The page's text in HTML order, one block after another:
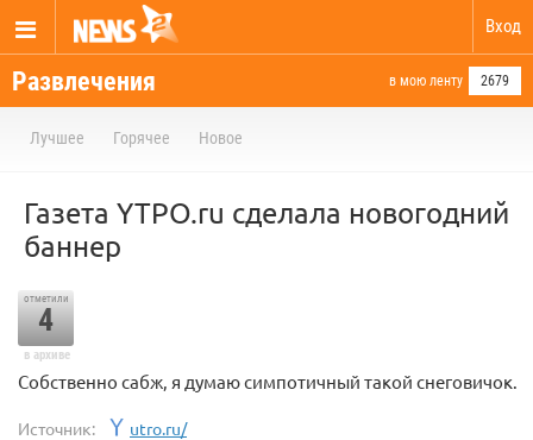
Вход
Развлечения в мою ленту 2679
Лучшее Горячее Новое
Газета YTPO.ru сделала новогодний
баннер
отметили
4
в архиве
Собственно сабж, я думаю симпотичный такой снеговичок.
Источник: utro.ru/